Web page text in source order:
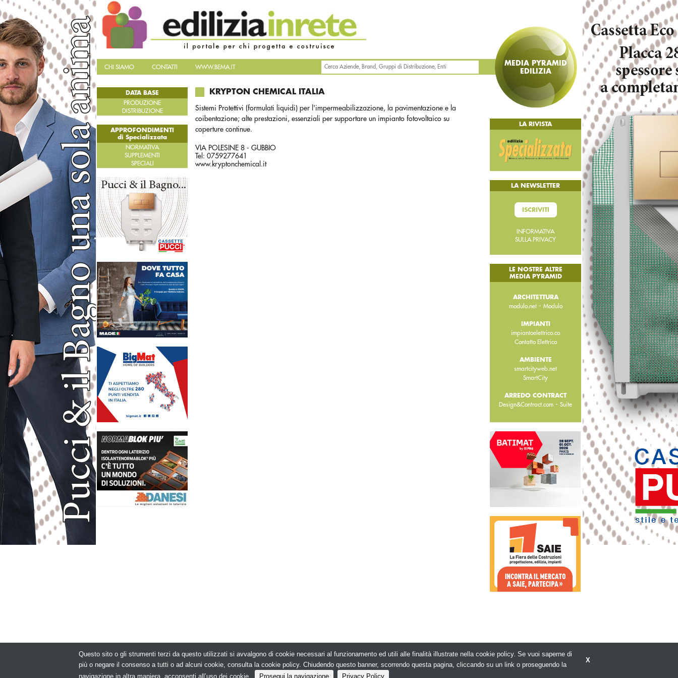
CHI SIAMO CONTATTI WWW.BEMA.IT
MEDIA PYRAMID
EDILIZIA
KRYPTON CHEMICAL ITALIA
Sistemi Protettivi (formulati liquidi) per l'impermeabilizzazione, la pavimentazione e la
coibentazione; alte prestazioni, essenziali per supportare un impianto fotovoltaico su
coperture continue.
VIA POLESINE 8 - GUBBIO
Tel: 0759277641
www.kryptonchemical.it
DATA BASE
PRODUZIONE
DISTRIBUZIONE
APPROFONDIMENTI
di Specializzata
NORMATIVA
SUPPLEMENTI
SPECIALI
LA RIVISTA
LA NEWSLETTER
ISCRIVITI
INFORMATIVA
SULLA PRIVACY
LE NOSTRE ALTRE
MEDIA PYRAMID
ARCHITETTURA
modulo.net- Modulo
IMPIANTI
impiantoelettrico.co
Contatto Elettrico
AMBIENTE
smartcityweb.net
SmartCity
ARREDO CONTRACT
Design&Contract.com -Suite
© Copyright 2026. Edilizia in Rete - N.ro Iscrizione ROC 5836 -Privacy policy X
Questo sito o gli strumenti terzi da questo utilizzati si avvalgono di cookie necessari al funzionamento ed utili alle finalità illustrate nella cookie policy. Se vuoi saperne di
più o negare il consenso a tutti o ad alcuni cookie, consulta la cookie policy. Chiudendo questo banner, scorrendo questa pagina, cliccando su un link o proseguendo la
navigazione in altra maniera, acconsenti all’uso dei cookie.
Prosegui la navigazione Privacy Policy